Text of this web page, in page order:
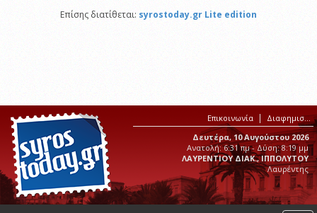
Επίσης διατίθεται: syrostoday.gr Lite edition
Επικοινωνία
Διαφημιστείτε στο syrostoday.gr
Δευτέρα, 10 Αυγούστου 2026
Ανατολή: 6:31 πμ - Δύση: 8:19 μμ
ΛΑΥΡΕΝΤΙΟΥ ΔΙΑΚ., ΙΠΠΟΛΥΤΟΥ
Λαυρέντης